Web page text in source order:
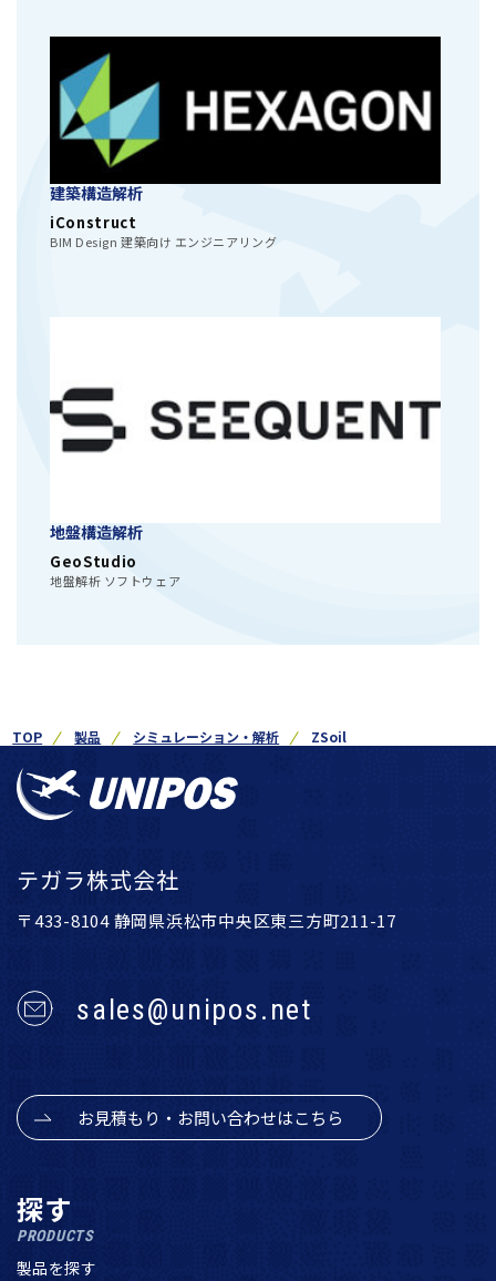
建築構造解析
iConstruct
BIM Design 建築向け エンジニアリング
地盤構造解析
GeoStudio
地盤解析 ソフトウェア
TOP 製品 シミュレーション・解析 ZSoil
テガラ株式会社
〒433-8104 静岡県浜松市中央区東三方町211-17
sales@unipos.net
お見積もり・お問い合わせはこちら
探す
PRODUCTS
製品を探す